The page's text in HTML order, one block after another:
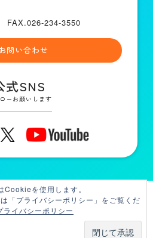
FAX.026-234-3550
お問い合わせ
式SNS
ーお願いします
HPガイドライン サイトマップ
Therapy Association
Cookieを使用します。
「プライバシーポリシー」をご覧くだ
ライバシーポリシー